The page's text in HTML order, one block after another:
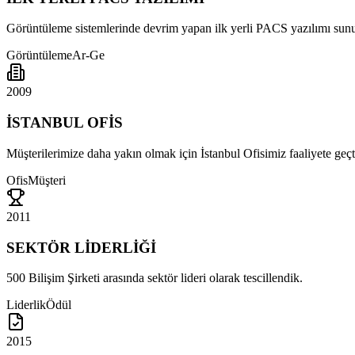
Görüntüleme sistemlerinde devrim yapan ilk yerli PACS yazılımı
GörüntülemeAr-Ge
2009
İSTANBUL OFİS
Müşterilerimize daha yakın olmak için İstanbul Ofisimiz faaliyete
OfisMüşteri
2011
SEKTÖR LİDERLİĞİ
500 Bilişim Şirketi arasında sektör lideri olarak tescillendik.
LiderlikÖdül
2015